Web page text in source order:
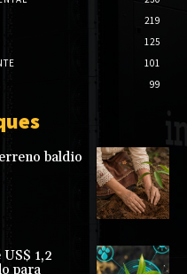
219
125
101
99
baldio
1,2
para